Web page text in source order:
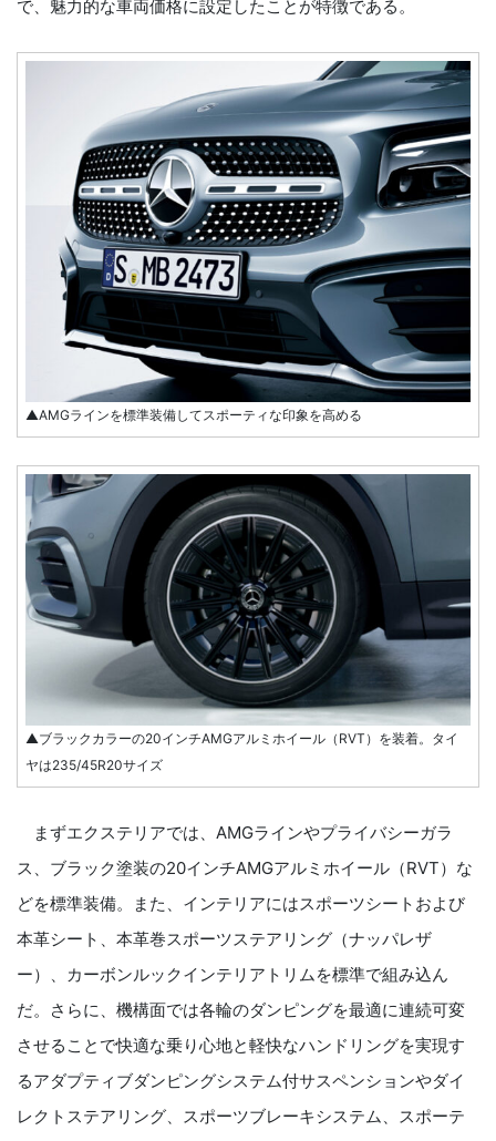
で、魅力的な車両価格に設定したことが特徴である。
▲AMGラインを標準装備してスポーティな印象を高める
▲ブラックカラーの20インチAMGアルミホイール（RVT）を装着。タイ
ヤは235/45R20サイズ
まずエクステリアでは、AMGラインやプライバシーガラ
ス、ブラック塗装の20インチAMGアルミホイール（RVT）な
どを標準装備。また、インテリアにはスポーツシートおよび
本革シート、本革巻スポーツステアリング（ナッパレザ
ー）、カーボンルックインテリアトリムを標準で組み込ん
だ。さらに、機構面では各輪のダンピングを最適に連続可変
させることで快適な乗り心地と軽快なハンドリングを実現す
るアダプティブダンピングシステム付サスペンションやダイ
レクトステアリング、スポーツブレーキシステム、スポーテ